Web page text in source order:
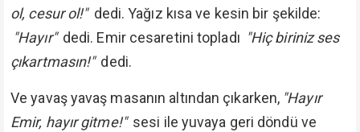
ol, cesur ol!" dedi. Yağız kısa ve kesin bir şekilde:
"Hayır" dedi. Emir cesaretini topladı "Hiç biriniz ses
çıkartmasın!" dedi.
Ve yavaş yavaş masanın altından çıkarken, "Hayır
Emir, hayır gitme!" sesi ile yuvaya geri döndü ve